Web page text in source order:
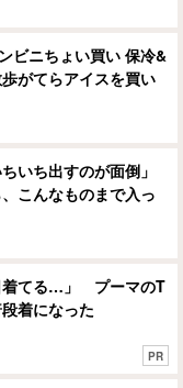
ビニちょい買い 保冷&
がてらアイスを買い
いち出すのが面倒」
こんなものまで入っ
着てる…」 プーマのT
着になった
PR